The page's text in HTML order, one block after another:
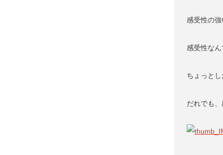
感受性の
感受性な
ちょっと
だれでも